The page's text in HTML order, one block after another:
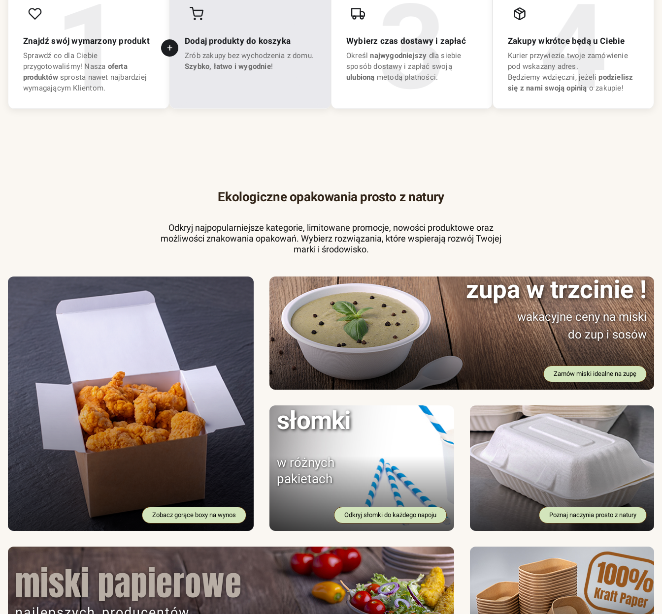
Znajdź swój wymarzony produkt
Sprawdź co dla Ciebie
przygotowaliśmy! Nasza oferta
produktówsprosta nawet najbardziej
wymagającym Klientom.
Dodaj produkty do koszyka
Zrób zakupy bez wychodzenia z domu.
Szybko, łatwo i wygodnie!
Wybierz czas dostawy i zapłać
Określnajwygodniejszy dla siebie
sposób dostawy i zapłać swoją
ulubioną metodą płatności.
Zakupy wkrótce będą u Ciebie
Kurier przywiezie twoje zamówienie
pod wskazany adres.
Będziemy wdzięczni, jeżelipodzielisz
się z nami swoją opinią o zakupie!
Ekologiczne opakowania prosto z natury
Odkryj najpopularniejsze kategorie, limitowane promocje, nowości produktowe oraz
możliwości znakowania opakowań. Wybierz rozwiązania, które wspierają rozwój Twojej
marki i środowisko.
Zobacz gorące boxy na wynos
zupa w trzcinie !
wakacyjne ceny na miski
do zup i sosów
Zamów miski idealne na zupę
słomki
w różnych
pakietach
Odkryj słomki do każdego napoju Poznaj naczynia prosto z natury
miski papierowe